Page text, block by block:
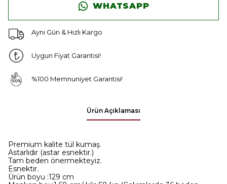
WHATSAPP
Aynı Gün & Hızlı Kargo
Uygun Fiyat Garantisi!
%100 Memnuniyet Garantisi!
Ürün Açıklaması
Premium kalite tül kumaş.
Astarlıdır (astar esnektir.)
Tam beden önermekteyiz.
Esnektir.
Ürün boyu :129 cm